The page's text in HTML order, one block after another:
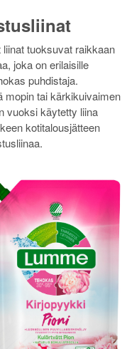
tuoksuvat raikkaan
joka on erilaisille
puhdistaja.
mopin tai kärkikuivaimen
vuoksi käytetty liina
kotitalousjätteen